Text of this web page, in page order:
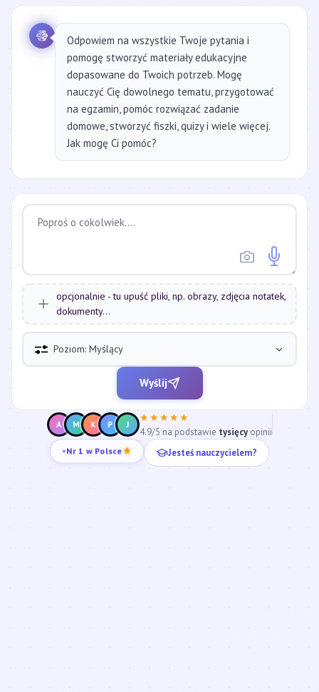
Odpowiem na wszystkie Twoje pytania i
pomogę stworzyć materiały edukacyjne
dopasowane do Twoich potrzeb. Mogę
nauczyć Cię dowolnego tematu, przygotować
na egzamin, pomóc rozwiązać zadanie
domowe, stworzyć fiszki, quizy i wiele więcej.
Jak mogę Ci pomóc?
opcjonalnie - tu upuść pliki, np. obrazy, zdjęcia notatek,
dokumenty...
Poziom: Myślący
Wyślij
A M K P J
★★★★★
4.9/5 na podstawie tysięcyopinii
Nr 1 w Polsce Jesteś nauczycielem?